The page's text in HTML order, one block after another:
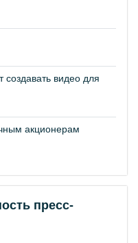
создавать видео для
акционерам
пресс-